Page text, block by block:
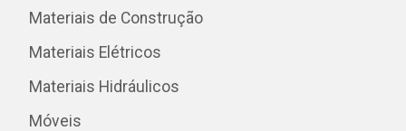
Materiais de Construção
Materiais Elétricos
Materiais Hidráulicos
Móveis